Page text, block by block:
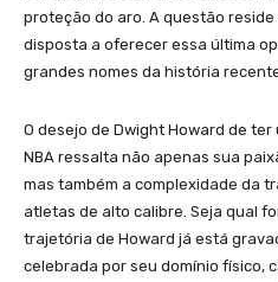
proteção do aro. A questão
disposta a oferecer essa última
grandes nomes da história recente
O desejo de Dwight Howard de ter
NBA ressalta não apenas sua
mas também a complexidade da
atletas de alto calibre. Seja qual
trajetória de Howard já está
celebrada por seu domínio físico,